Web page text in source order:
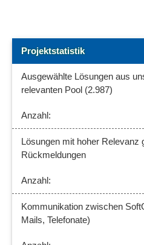
Projektstatistik
Ausgewählte Lösungen aus
relevanten Pool (2.987)
Lösungen mit hoher Relevanz
Rückmeldungen
Kommunikation zwischen
Mails, Telefonate)